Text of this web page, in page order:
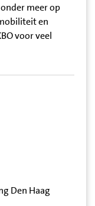
meer op
en
voor veel
Den Haag